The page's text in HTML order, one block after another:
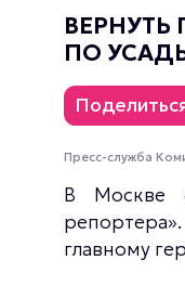
Молодёжь
ВЕРНУТЬ
ПО
Пресс-служба
В Москве
главному